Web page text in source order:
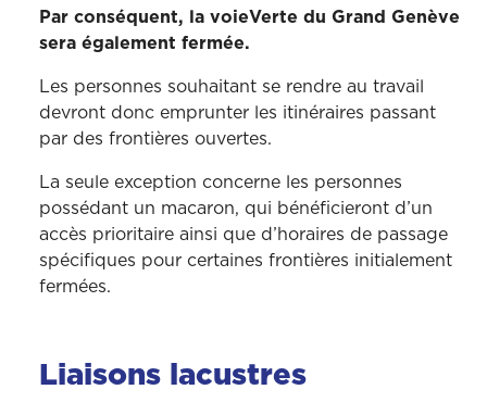
Par conséquent, la voieVerte du Grand Genève
sera également fermée.
Les personnes souhaitant se rendre au travail
devront donc emprunter les itinéraires passant
par des frontières ouvertes.
La seule exception concerne les personnes
possédant un macaron, qui bénéficieront d’un
accès prioritaire ainsi que d’horaires de passage
spécifiques pour certaines frontières initialement
fermées.
Liaisons lacustres